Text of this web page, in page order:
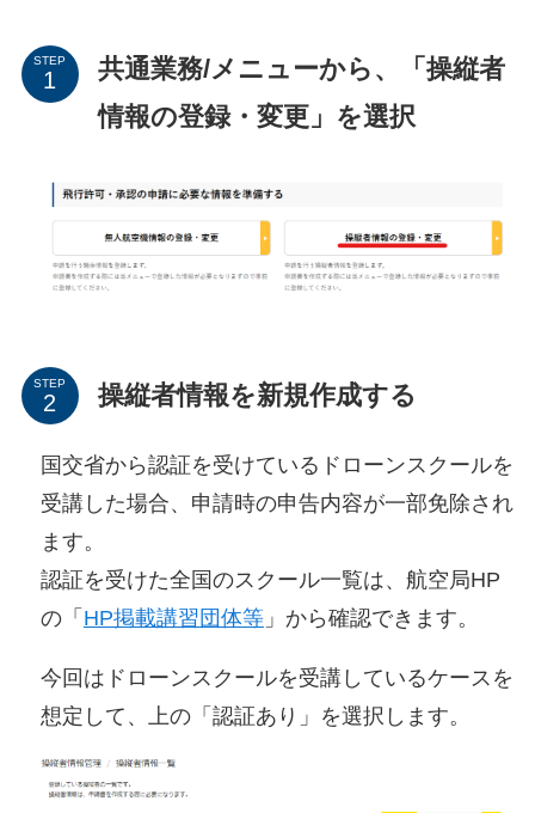
STEP
共通業務/メニューから、「操縦者
情報の登録・変更」を選択
STEP 操縦者情報を新規作成する
国交省から認証を受けているドローンスクールを
受講した場合、申請時の申告内容が一部免除され
ます。
認証を受けた全国のスクール一覧は、航空局HP
の「 HP掲載講習団体等」から確認できます。
今回はドローンスクールを受講しているケースを
想定して、上の「認証あり」を選択します。